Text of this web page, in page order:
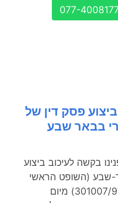
פסק דין של
בבאר שבע
הנשיא י' אליאסוף 1. לפנינו בקשה לעיכוב ביצוע
שבע (השופט הראשי
כליף ונציגי הציבור ששון ובכר; עב 301007/97) מיום